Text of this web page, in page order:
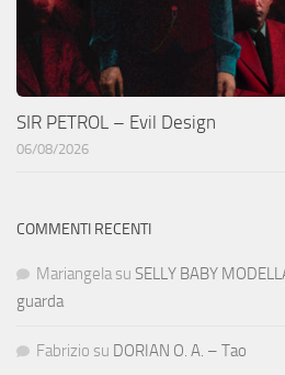
SIR PETROL – Evil Design
06/08/2026
COMMENTI RECENTI
Mariangela su SELLY BABY
guarda
Fabrizio su DORIAN O. A. – Tao